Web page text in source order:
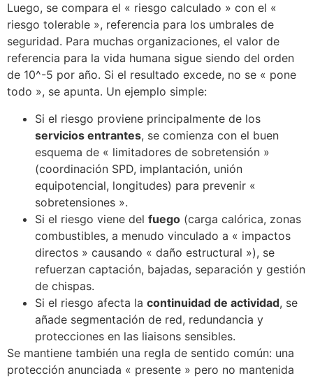
Luego, se compara el « riesgo calculado » con el «
riesgo tolerable », referencia para los umbrales de
seguridad. Para muchas organizaciones, el valor de
referencia para la vida humana sigue siendo del orden
de 10^-5 por año. Si el resultado excede, no se « pone
todo », se apunta. Un ejemplo simple:
Si el riesgo proviene principalmente de los
servicios entrantes, se comienza con el buen
esquema de « limitadores de sobretensión »
(coordinación SPD, implantación, unión
equipotencial, longitudes) para prevenir «
sobretensiones ».
Si el riesgo viene del fuego (carga calórica, zonas
combustibles, a menudo vinculado a « impactos
directos » causando « daño estructural »), se
refuerzan captación, bajadas, separación y gestión
de chispas.
Si el riesgo afecta la continuidad de actividad, se
añade segmentación de red, redundancia y
protecciones en las liaisons sensibles.
Se mantiene también una regla de sentido común: una
protección anunciada « presente » pero no mantenida